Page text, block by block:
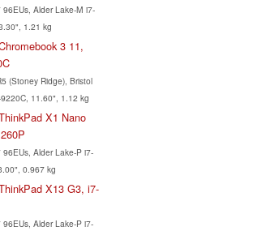
96EUs, Alder Lake-M i7-
1.21 kg
3 11,
(Stoney Ridge), Bristol
11.60", 1.12 kg
X1 Nano
96EUs, Alder Lake-P i7-
0.967 kg
X13 G3, i7-
96EUs, Alder Lake-P i7-